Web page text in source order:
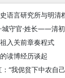
入关前章奏程式
读博经历谈起